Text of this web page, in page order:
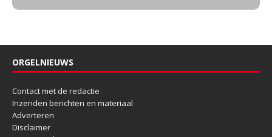
ORGELNIEUWS
Contact met de redactie
Inzenden berichten en materiaal
Adverteren
Disclaimer